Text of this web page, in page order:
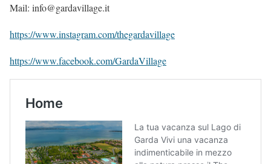
Mail: info@gardavillage.it
https://www.instagram.com/thegardavillage
https://www.facebook.com/GardaVillage